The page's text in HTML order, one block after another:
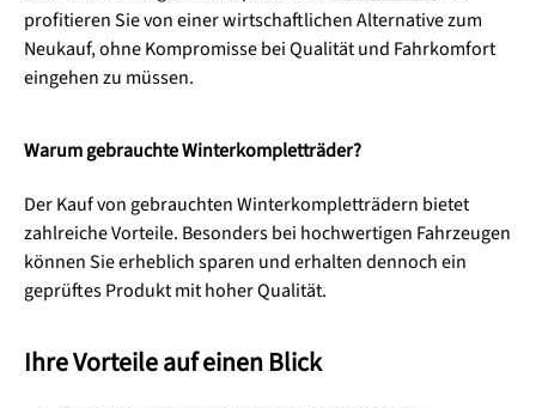
profitieren Sie von einer wirtschaftlichen Alternative zum
Neukauf, ohne Kompromisse bei Qualität und Fahrkomfort
eingehen zu müssen.
Warum gebrauchte Winterkompletträder?
Der Kauf von gebrauchten Winterkompletträdern bietet
zahlreiche Vorteile. Besonders bei hochwertigen Fahrzeugen
können Sie erheblich sparen und erhalten dennoch ein
geprüftes Produkt mit hoher Qualität.
Ihre Vorteile auf einen Blick